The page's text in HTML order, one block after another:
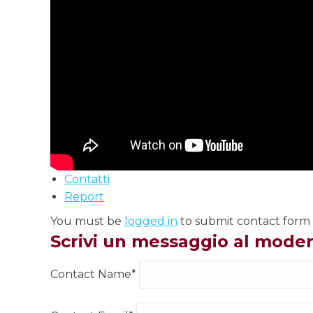
Contatti
Report
You must be logged in to submit contact form
Scrivi un messaggio al
Contact Name*